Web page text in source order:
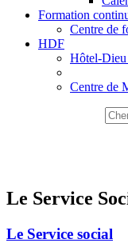
Formation
Centre de
HDF
Hôtel-Dieu
Centre de
Le Service
Le Service social